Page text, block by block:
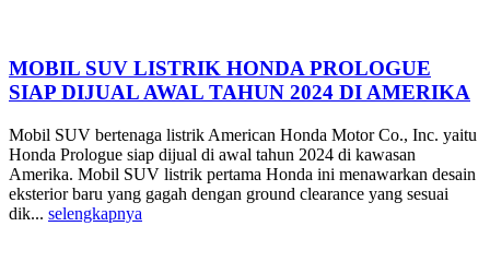
MOBIL SUV LISTRIK HONDA PROLOGUE
SIAP DIJUAL AWAL TAHUN 2024 DI AMERIKA
Mobil SUV bertenaga listrik American Honda Motor Co., Inc. yaitu
Honda Prologue siap dijual di awal tahun 2024 di kawasan
Amerika. Mobil SUV listrik pertama Honda ini menawarkan desain
eksterior baru yang gagah dengan ground clearance yang sesuai
dik... selengkapnya